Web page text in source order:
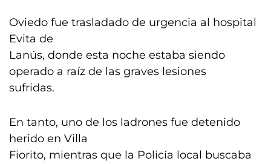
Oviedo fue trasladado de urgencia al hospital
Evita de
Lanús, donde esta noche estaba siendo
operado a raíz de las graves lesiones
sufridas.
En tanto, uno de los ladrones fue detenido
herido en Villa
Fiorito, mientras que la Policía local buscaba